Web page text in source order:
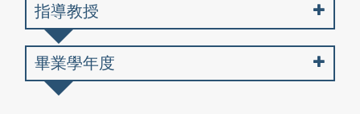
指導教授
畢業學年度